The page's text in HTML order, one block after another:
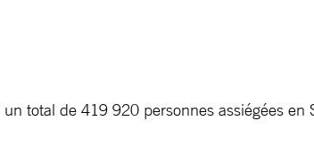
total de 419 920 personnes assiégées en